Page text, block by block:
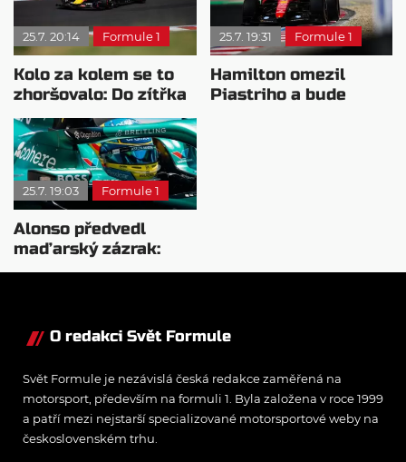
25.7. 20:14 Formule 1
Kolo za kolem se to
zhoršovalo: Do zítřka
chce zjistit příčinu
25.7. 19:31 Formule 1
Hamilton omezil
Piastriho a bude
25.7. 19:03 Formule 1
Alonso předvedl
maďarský zázrak:
Dostal svůj traktor do
O redakci Svět Formule
Svět Formule je nezávislá česká redakce zaměřená na
motorsport, především na formuli 1. Byla založena v roce 1999
a patří mezi nejstarší specializované motorsportové weby na
československém trhu.